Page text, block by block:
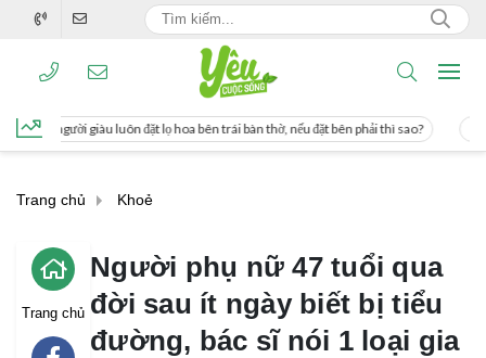
lọ hoa bên trái bàn thờ, nếu đặt bên phải thì sao? Cách uống nước mía
Trang chủ Khoẻ
Trang chủ
Người phụ nữ 47 tuổi qua
đời sau ít ngày biết bị tiểu
đường, bác sĩ nói 1 loại gia